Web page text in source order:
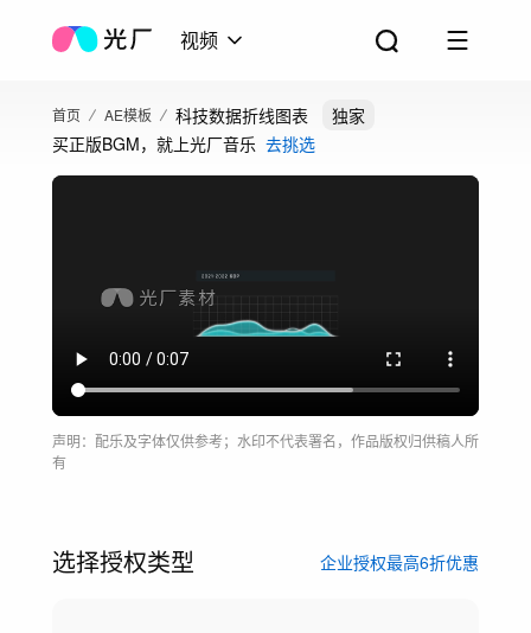
视频
首页 AE模板 科技数据折线图表
独家
买正版BGM，就上光厂音乐 去挑选
声明：配乐及字体仅供参考；水印不代表署名，作品版权归供稿人所
有
选择授权类型 企业授权最高6折优惠